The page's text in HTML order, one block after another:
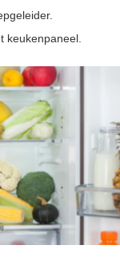
keukenpaneel.